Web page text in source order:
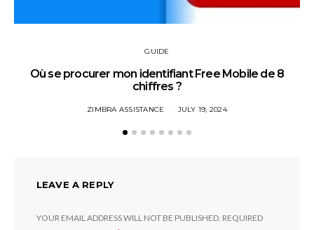
GUIDE
Où se procurer mon identifiant Free Mobile de 8
chiffres ?
ZIMBRA ASSISTANCE JULY 19, 2024
LEAVE A REPLY
YOUR EMAIL ADDRESS WILL NOT BE PUBLISHED. REQUIRED